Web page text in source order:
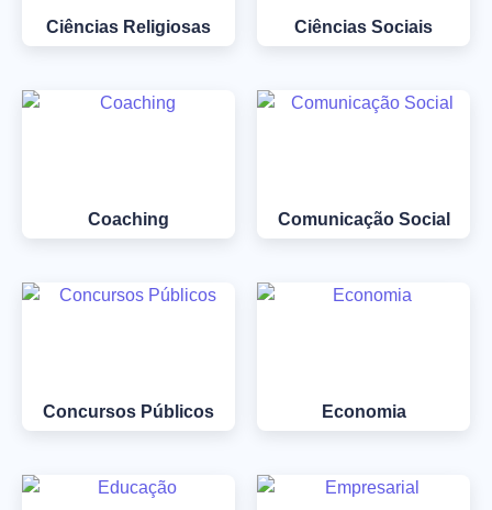
Ciências Religiosas Ciências Sociais
Coaching Comunicação Social
Concursos Públicos Economia